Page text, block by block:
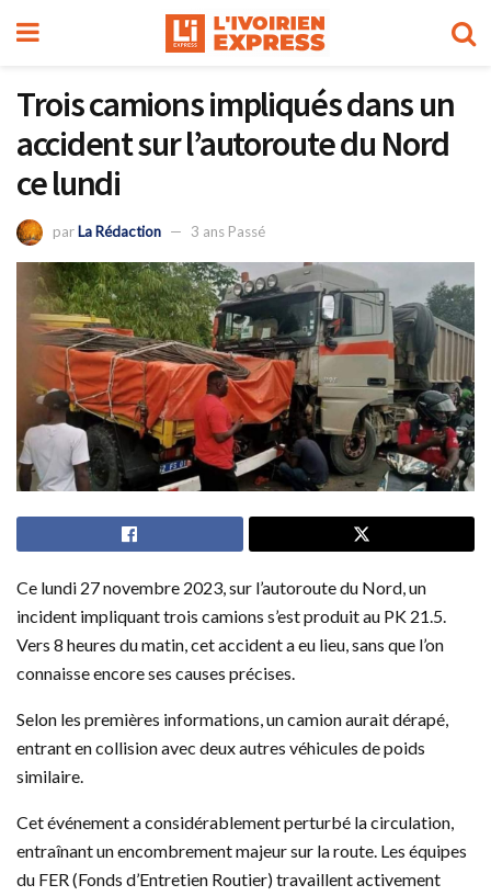
Trois camions impliqués dans un
accident sur l’autoroute du Nord
ce lundi
parLa Rédaction 3 ans Passé
Ce lundi 27 novembre 2023, sur l’autoroute du Nord, un
incident impliquant trois camions s’est produit au PK 21.5.
Vers 8 heures du matin, cet accident a eu lieu, sans que l’on
connaisse encore ses causes précises.
Selon les premières informations, un camion aurait dérapé,
entrant en collision avec deux autres véhicules de poids
similaire.
Cet événement a considérablement perturbé la circulation,
entraînant un encombrement majeur sur la route. Les équipes
du FER (Fonds d’Entretien Routier) travaillent activement